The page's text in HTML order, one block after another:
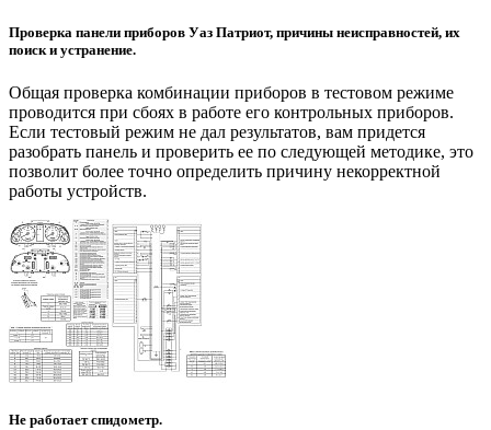
Проверка панели приборов Уаз Патриот, причины неисправностей, их
поиск и устранение.
Общая проверка комбинации приборов в тестовом режиме
проводится при сбоях в работе его контрольных приборов.
Если тестовый режим не дал результатов, вам придется
разобрать панель и проверить ее по следующей методике, это
позволит более точно определить причину некорректной
работы устройств.
Не работает спидометр.